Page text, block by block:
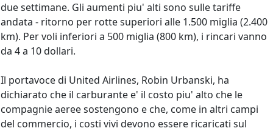
due settimane. Gli aumenti piu' alti sono sulle tariffe
andata - ritorno per rotte superiori alle 1.500 miglia (2.400
km). Per voli inferiori a 500 miglia (800 km), i rincari vanno
da 4 a 10 dollari.
Il portavoce di United Airlines, Robin Urbanski, ha
dichiarato che il carburante e' il costo piu' alto che le
compagnie aeree sostengono e che, come in altri campi
del commercio, i costi vivi devono essere ricaricati sul